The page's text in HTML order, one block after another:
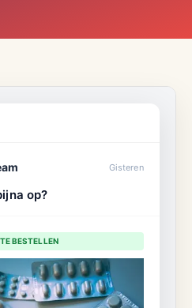
Gisteren
op?
BESTELLEN